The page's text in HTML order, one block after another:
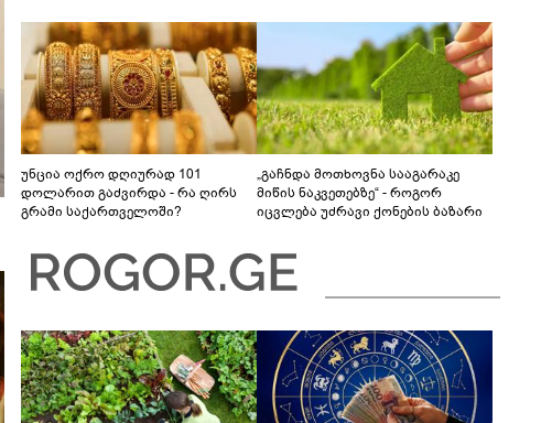
უნცია ოქრო დღიურად 101
დოლარით გაძვირდა - რა ღირს
გრამი საქართველოში?
„გაჩნდა მოთხოვნა სააგარაკე
მიწის ნაკვეთებზე“ - როგორ
იცვლება უძრავი ქონების ბაზარი